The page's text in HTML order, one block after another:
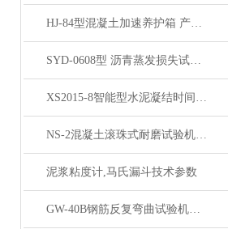
HJ-84型混凝土加速养护箱 产品展示
SYD-0608型 沥青蒸发损失试验箱产品展示
XS2015-8智能型水泥凝结时间自动测定仪产品展示
NS-2混凝土滚珠式耐磨试验机产品展示
泥浆粘度计,马氏漏斗技术参数
GW-40B钢筋反复弯曲试验机产品展示